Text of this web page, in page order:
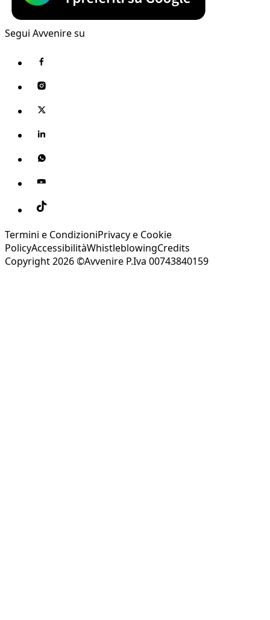
Segui Avvenire su
Termini e CondizioniPrivacy e Cookie
PolicyAccessibilitàWhistleblowingCredits
Copyright 2026 ©Avvenire P.Iva 00743840159